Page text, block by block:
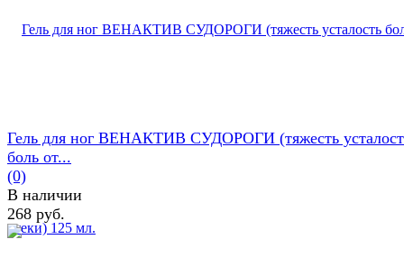
Гель для ног ВЕНАКТИВ СУДОРОГИ (тяжесть
боль от...
(0)
В наличии
268 руб.